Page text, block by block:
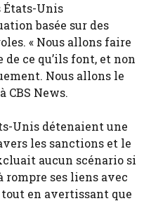
États-Unis
basée sur des
« Nous allons faire
ce qu’ils font, et non
Nous allons le
CBS News.
Unis détenaient une
les sanctions et le
aucun scénario si
rompre ses liens avec
en avertissant que